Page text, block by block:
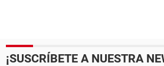
¡SUSCRÍBETE A NUESTRA